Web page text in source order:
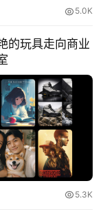
5.0K
的玩具走向商业
5.3K